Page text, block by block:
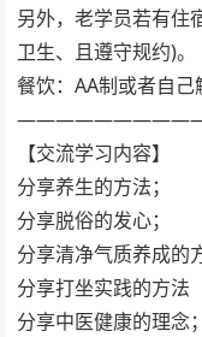
另外，老学员若有住
卫生、且遵守规约)。
餐饮：AA制或者自己
【交流学习内容】
分享养生的方法；
分享脱俗的发心；
分享清净气质养成的
分享打坐实践的方法
分享中医健康的理念；